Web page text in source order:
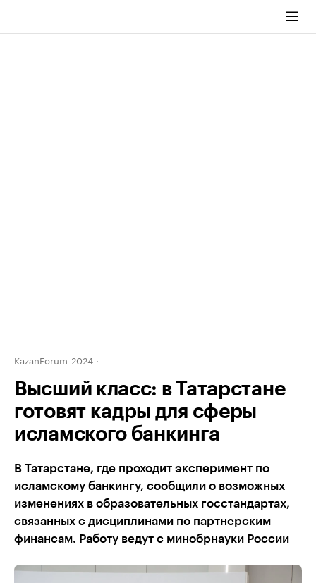
KazanForum-2024
Высший класс: в Татарстане
готовят кадры для сферы
исламского банкинга
В Татарстане, где проходит эксперимент по
исламскому банкингу, сообщили о возможных
изменениях в образовательных госстандартах,
связанных с дисциплинами по партнерским
финансам. Работу ведут с минобрнауки России